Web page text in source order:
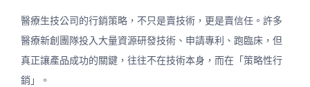
醫療生技公司的行銷策略，不只是賣技術，更是賣信任。許多
醫療新創團隊投入大量資源研發技術、申請專利、跑臨床，但
真正讓產品成功的關鍵，往往不在技術本身，而在「策略性行
銷」。